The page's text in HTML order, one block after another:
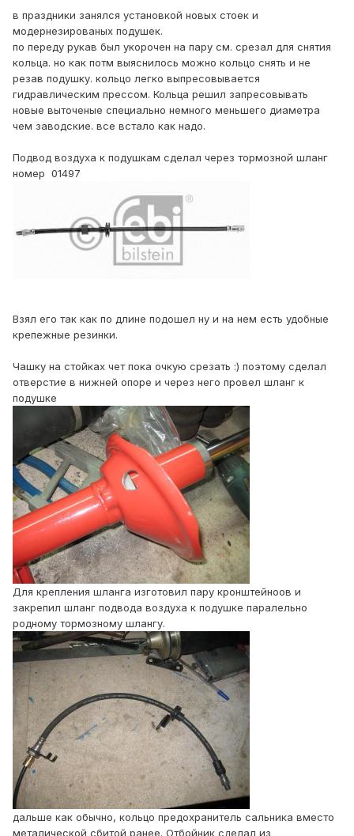
в праздники занялся установкой новых стоек и
модернезированых подушек.
по переду рукав был укорочен на пару см. срезал для снятия
кольца. но как потм выяснилось можно кольцо снять и не
резав подушку. кольцо легко выпресовывается
гидравлическим прессом. Кольца решил запресовывать
новые выточеные специально немного меньшего диаметра
чем заводские. все встало как надо.
Подвод воздуха к подушкам сделал через тормозной шланг
номер 01497
Взял его так как по длине подошел ну и на нем есть удобные
крепежные резинки.
Чашку на стойках чет пока очкую срезать :) поэтому сделал
отверстие в нижней опоре и через него провел шланг к
подушке
Для крепления шланга изготовил пару кронштейноов и
закрепил шланг подвода воздуха к подушке паралельно
родному тормозному шлангу.
дальше как обычно, кольцо предохранитель сальника вместо
металической сбитой ранее. Отбойник сделал из